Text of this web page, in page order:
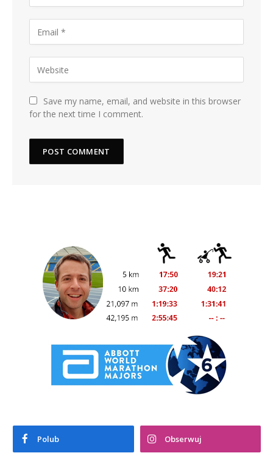
Save my name, email, and website in this browser
for the next time I comment.
Polub Obserwuj